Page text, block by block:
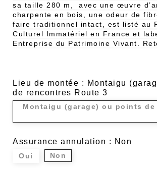
sa taille 280 m,
avec une œuvre
charpente en bois, une odeur de
faire traditionnel intact, est listé au
Culturel Immatériel en France et
Entreprise du Patrimoine Vivant.
Lieu de montée : Montaigu
de rencontres Route 3
Montaigu (garage) ou points de
Assurance annulation : Non
Oui Non